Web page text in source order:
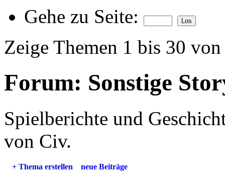
Gehe zu Seite:
Zeige Themen 1 bis 30
Forum: Sonstige
Spielberichte und
von Civ.
+ Thema erstellen neue Beiträge